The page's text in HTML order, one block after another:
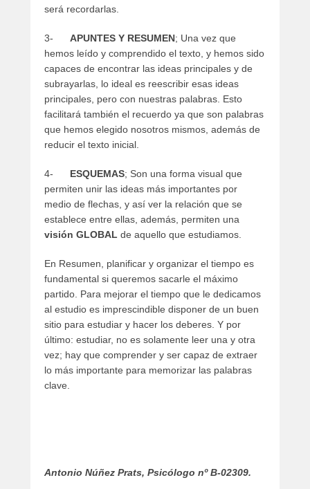
será recordarlas.
3- APUNTES Y RESUMEN; Una vez que
hemos leído y comprendido el texto, y hemos sido
capaces de encontrar las ideas principales y de
subrayarlas, lo ideal es reescribir esas ideas
principales, pero con nuestras palabras. Esto
facilitará también el recuerdo ya que son palabras
que hemos elegido nosotros mismos, además de
reducir el texto inicial.
4- ESQUEMAS; Son una forma visual que
permiten unir las ideas más importantes por
medio de flechas, y así ver la relación que se
establece entre ellas, además, permiten una
visión GLOBAL de aquello que estudiamos.
En Resumen, planificar y organizar el tiempo es
fundamental si queremos sacarle el máximo
partido. Para mejorar el tiempo que le dedicamos
al estudio es imprescindible disponer de un buen
sitio para estudiar y hacer los deberes. Y por
último: estudiar, no es solamente leer una y otra
vez; hay que comprender y ser capaz de extraer
lo más importante para memorizar las palabras
clave.
Antonio Núñez Prats, Psicólogo nº B-02309.